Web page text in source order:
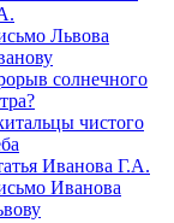
Львова
солнечного
чистого
Иванова Г.А.
Иванова